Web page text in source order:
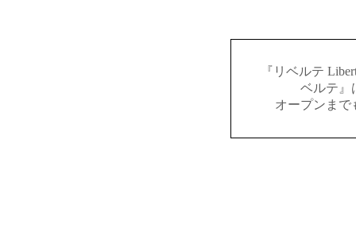
『リベルテ
ベルテ』
オープンまで